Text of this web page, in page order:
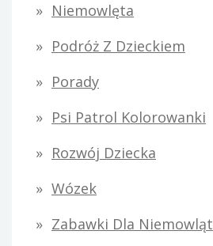
Niemowlęta
Podróż Z Dzieckiem
Porady
Psi Patrol Kolorowanki
Rozwój Dziecka
Wózek
Zabawki Dla Niemowląt